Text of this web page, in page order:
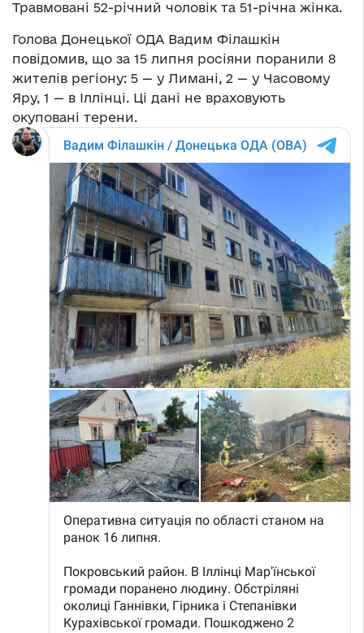
Травмовані 52-річний чоловік та 51-річна жінка.
Голова Донецької ОДА Вадим Філашкін
повідомив, що за 15 липня росіяни поранили 8
жителів регіону: 5 — у Лимані, 2 — у Часовому
Яру, 1 — в Іллінці. Ці дані не враховують
окуповані терени.